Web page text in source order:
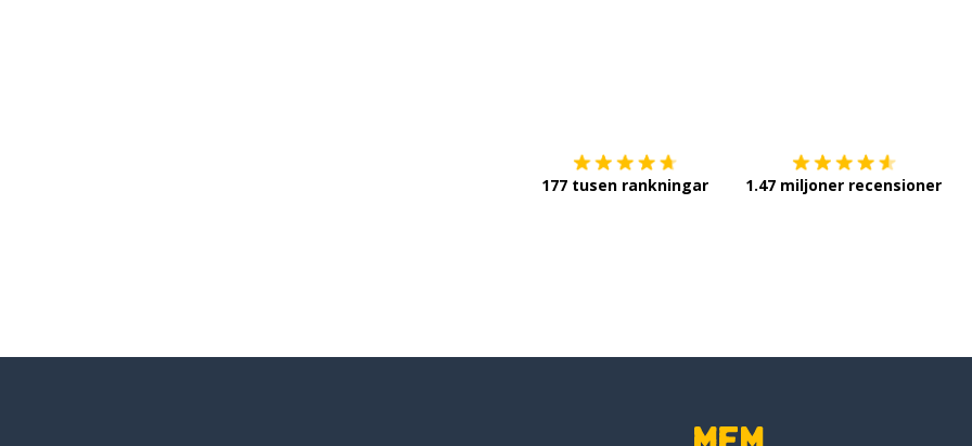
177 tusen rankningar 1.47 miljoner recensioner